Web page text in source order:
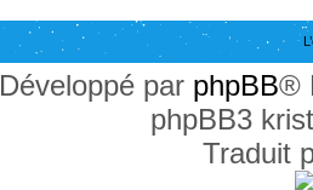
Développé par phpBB®
phpBB3
Traduit